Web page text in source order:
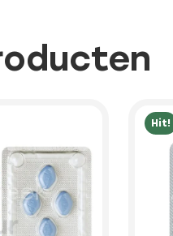
Hit!